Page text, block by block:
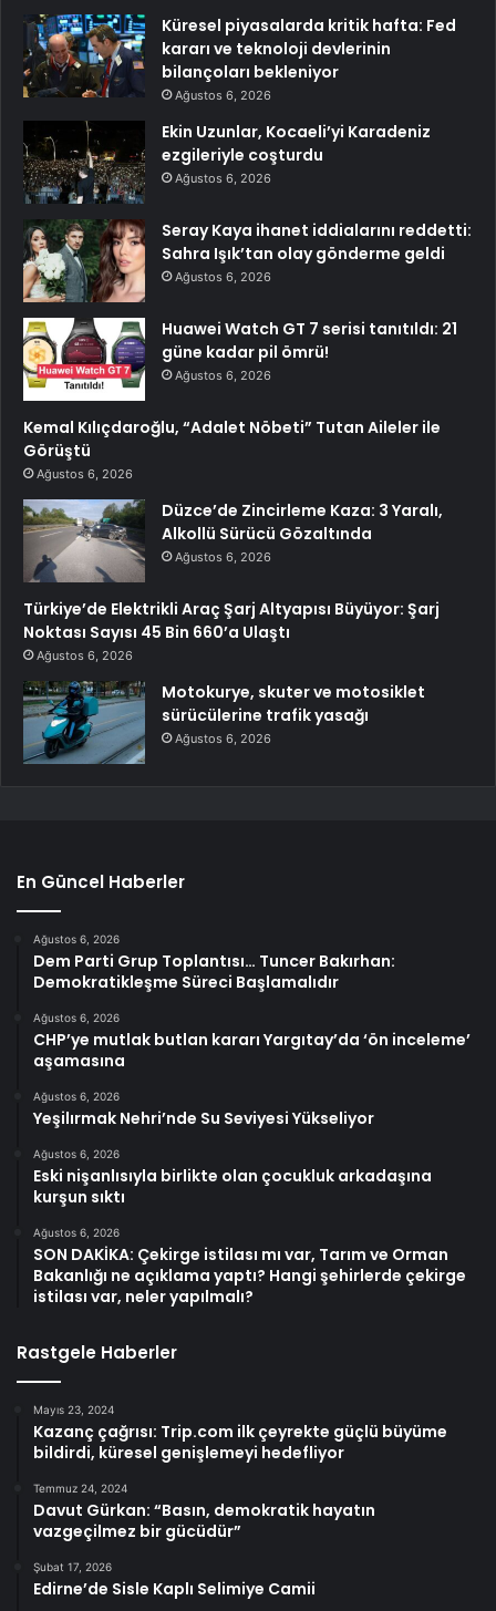
Küresel piyasalarda kritik hafta: Fed
kararı ve teknoloji devlerinin
bilançoları bekleniyor
Ağustos 6, 2026
Ekin Uzunlar, Kocaeli’yi Karadeniz
ezgileriyle coşturdu
Ağustos 6, 2026
Seray Kaya ihanet iddialarını reddetti:
Sahra Işık’tan olay gönderme geldi
Ağustos 6, 2026
Huawei Watch GT 7 serisi tanıtıldı: 21
güne kadar pil ömrü!
Ağustos 6, 2026
Kemal Kılıçdaroğlu, “Adalet Nöbeti” Tutan Aileler ile
Görüştü
Ağustos 6, 2026
Düzce’de Zincirleme Kaza: 3 Yaralı,
Alkollü Sürücü Gözaltında
Ağustos 6, 2026
Türkiye’de Elektrikli Araç Şarj Altyapısı Büyüyor: Şarj
Noktası Sayısı 45 Bin 660’a Ulaştı
Ağustos 6, 2026
Motokurye, skuter ve motosiklet
sürücülerine trafik yasağı
Ağustos 6, 2026
En Güncel Haberler
Ağustos 6, 2026
Dem Parti Grup Toplantısı… Tuncer Bakırhan:
Demokratikleşme Süreci Başlamalıdır
Ağustos 6, 2026
CHP’ye mutlak butlan kararı Yargıtay’da ‘ön inceleme’
aşamasına
Ağustos 6, 2026
Yeşilırmak Nehri’nde Su Seviyesi Yükseliyor
Ağustos 6, 2026
Eski nişanlısıyla birlikte olan çocukluk arkadaşına
kurşun sıktı
Ağustos 6, 2026
SON DAKİKA: Çekirge istilası mı var, Tarım ve Orman
Bakanlığı ne açıklama yaptı? Hangi şehirlerde çekirge
istilası var, neler yapılmalı?
Rastgele Haberler
Mayıs 23, 2024
Kazanç çağrısı: Trip.com ilk çeyrekte güçlü büyüme
bildirdi, küresel genişlemeyi hedefliyor
Temmuz 24, 2024
Davut Gürkan: “Basın, demokratik hayatın
vazgeçilmez bir gücüdür”
Şubat 17, 2026
Edirne’de Sisle Kaplı Selimiye Camii